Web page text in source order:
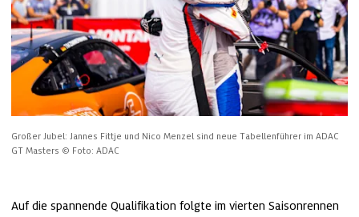
Großer Jubel: Jannes Fittje und Nico Menzel sind neue Tabellenführer im ADAC
GT Masters © Foto: ADAC
Auf die spannende Qualifikation folgte im vierten Saisonrennen